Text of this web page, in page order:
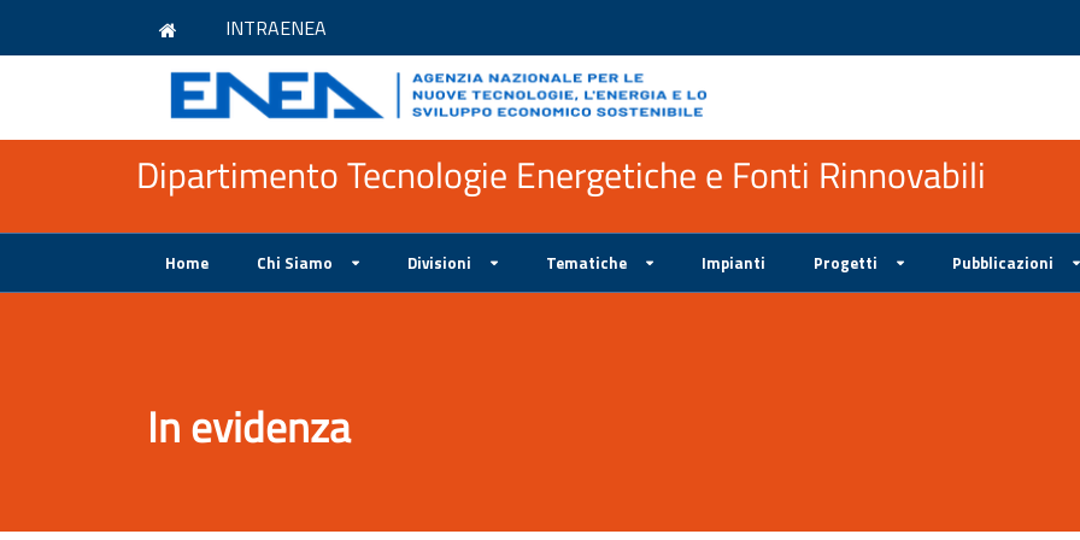
INTRAENEA
Dipartimento Tecnologie Energetiche e Fonti Rinnovabili
Home Chi Siamo Divisioni Tematiche Impianti Progetti Pubblicazioni
In evidenza